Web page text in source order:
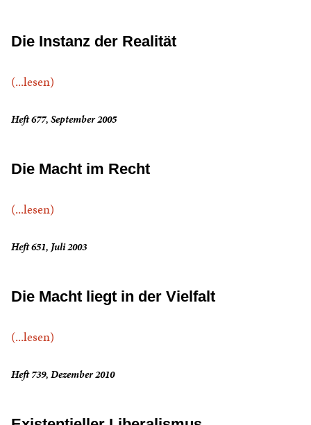
Die Instanz der Realität
(...lesen)
Heft 677, September 2005
Die Macht im Recht
(...lesen)
Heft 651, Juli 2003
Die Macht liegt in der Vielfalt
(...lesen)
Heft 739, Dezember 2010